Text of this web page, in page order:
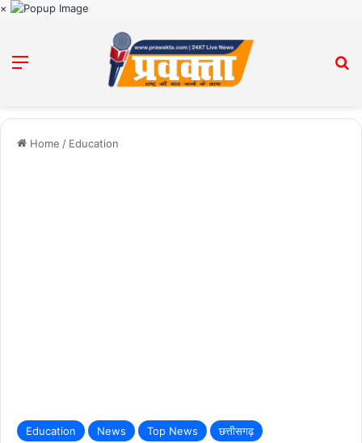
×
Menu
Home / Education
Education News Top News छत्तीसगढ़